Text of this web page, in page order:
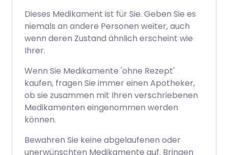
Dieses Medikament ist für Sie. Geben Sie es
niemals an andere Personen weiter, auch
wenn deren Zustand ähnlich erscheint wie
Ihrer.
Wenn Sie Medikamente 'ohne Rezept'
kaufen, fragen Sie immer einen Apotheker,
ob sie zusammen mit Ihren verschriebenen
Medikamenten eingenommen werden
können.
Bewahren Sie keine abgelaufenen oder
unerwünschten Medikamente auf. Bringen